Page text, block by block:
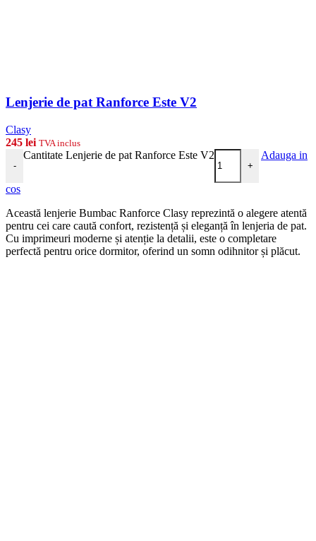
Lenjerie de pat Ranforce Este V2
Clasy
245 lei TVA inclus
-
Cantitate Lenjerie de pat Ranforce Este V2
+
Adauga in
cos
Această lenjerie Bumbac Ranforce Clasy reprezintă o alegere atentă
pentru cei care caută confort, rezistență și eleganță în lenjeria de pat.
Cu imprimeuri moderne și atenție la detalii, este o completare
perfectă pentru orice dormitor, oferind un somn odihnitor și plăcut.